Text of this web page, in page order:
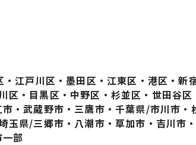
江戸川区・墨田区・江東区・港区・新
区・目黒区・中野区・杉並区・世田谷
・武蔵野市・三鷹市・千葉県/市川市・
県/三郷市・八潮市・草加市・吉川市
部